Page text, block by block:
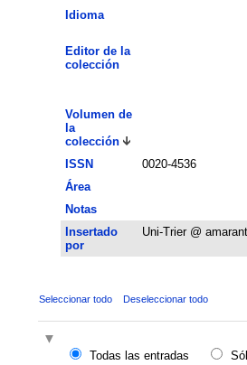
Idioma
Editor de la
colección
Volumen de
la
colección
ISSN
0020-4536
Área
Notas
Insertado
por
Uni-Trier @
Seleccionar todo Deseleccionar todo
Todas las entradas